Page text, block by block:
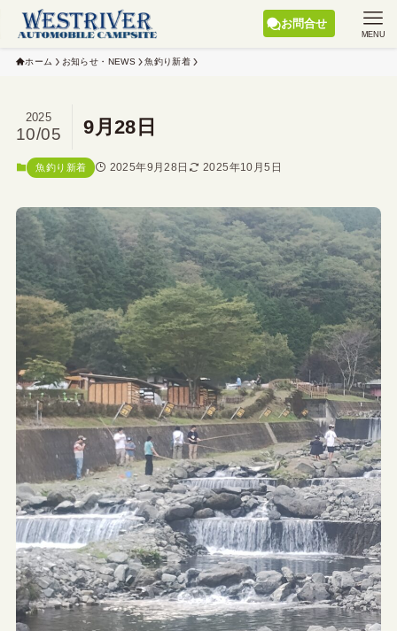
お問合せ
MENU
ホーム お知らせ・NEWS 魚釣り新着
9月28日
2025
10/05
魚釣り新着 2025年9月28日 2025年10月5日